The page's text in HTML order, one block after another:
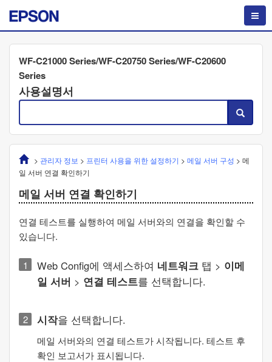
WF-C21000 Series/WF-C20750 Series/WF-C20600
Series
사용설명서
> 관리자 정보 > 프린터 사용을 위한 설정하기 > 메일 서버 구성 > 메
일 서버 연결 확인하기
메일 서버 연결 확인하기
연결 테스트를 실행하여 메일 서버와의 연결을 확인할 수
있습니다.
Web Config에 액세스하여 네트워크 탭 > 이메
일 서버 > 연결 테스트를 선택합니다.
시작을 선택합니다.
메일 서버와의 연결 테스트가 시작됩니다. 테스트 후
확인 보고서가 표시됩니다.